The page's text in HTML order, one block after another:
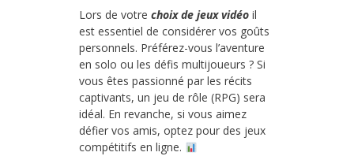
Lors de votre choix de jeux vidéo il
est essentiel de considérer vos goûts
personnels. Préférez-vous l’aventure
en solo ou les défis multijoueurs ? Si
vous êtes passionné par les récits
captivants, un jeu de rôle (RPG) sera
idéal. En revanche, si vous aimez
défier vos amis, optez pour des jeux
compétitifs en ligne.